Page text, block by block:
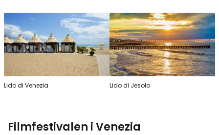
Lido di Venezia Lido di Jesolo
Filmfestivalen i Venezia